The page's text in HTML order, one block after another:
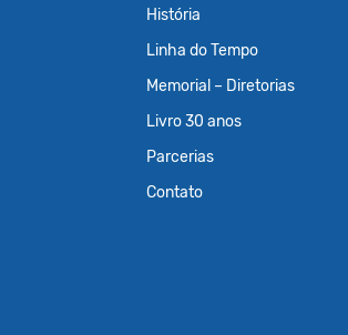
História
Linha do Tempo
Memorial – Diretorias
Livro 30 anos
Parcerias
Contato